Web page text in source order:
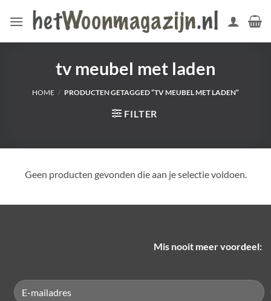
naar
tv meubel met laden
HOME / PRODUCTEN GETAGGED “TV MEUBEL MET LADEN”
FILTER
Geen producten gevonden die aan je selectie voldoen.
Mis nooit meer voordeel: